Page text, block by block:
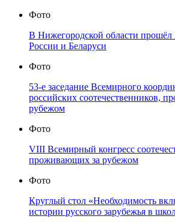
Фото
В Нижегородской области
России и Беларуси
Фото
53-е заседание Всемирного
российских соотечественников,
рубежом
Фото
VIII Всемирный конгресс
проживающих за рубежом
Фото
Круглый стол «Необходимость
истории русского зарубежья в